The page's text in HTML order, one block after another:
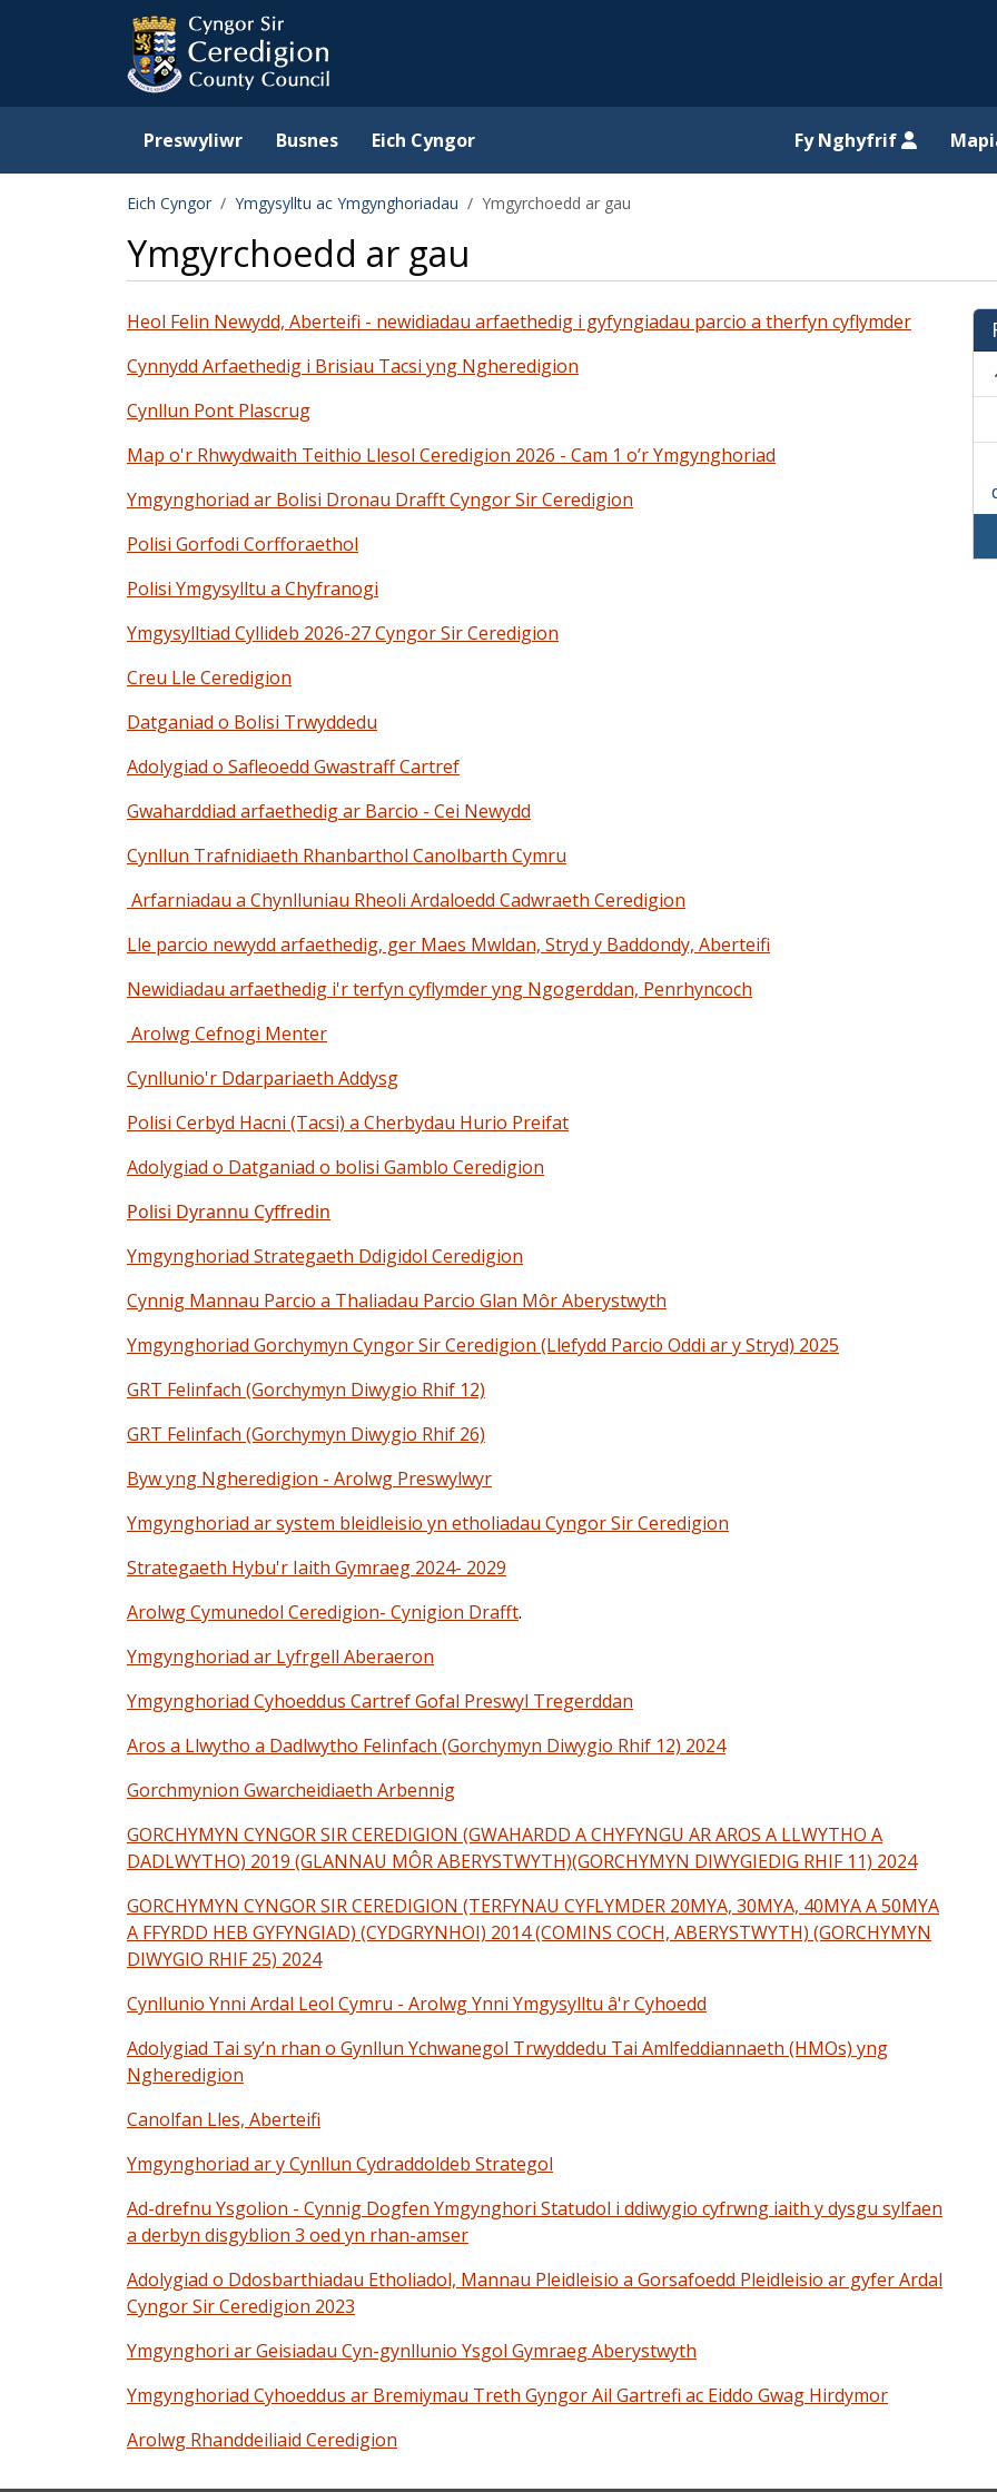
Skip to main content
Ceredigion County Council website
Preswyliwr Busnes Eich Cyngor Fy Nghyfrif
Eich Cyngor Ymgysylltu ac Ymgynghoriadau Ymgyrchoedd ar gau
Ymgyrchoedd ar gau
Heol Felin Newydd, Aberteifi - newidiadau arfaethedig i gyfyngiadau parcio a therfyn cyflymder
Cynnydd Arfaethedig i Brisiau Tacsi yng Ngheredigion
Cynllun Pont Plascrug
Map o'r Rhwydwaith Teithio Llesol Ceredigion 2026 - Cam 1 o’r Ymgynghoriad
Ymgynghoriad ar Bolisi Dronau Drafft Cyngor Sir Ceredigion
Polisi Gorfodi Corfforaethol
Polisi Ymgysylltu a Chyfranogi
Ymgysylltiad Cyllideb 2026-27 Cyngor Sir Ceredigion
Creu Lle Ceredigion
Datganiad o Bolisi Trwyddedu
Adolygiad o Safleoedd Gwastraff Cartref
Gwaharddiad arfaethedigar Barcio - Cei Newydd
Cynllun Trafnidiaeth Rhanbarthol Canolbarth Cymru
Arfarniadau a Chynlluniau Rheoli Ardaloedd Cadwraeth Ceredigion
Lle parcio newydd arfaethedig, ger Maes Mwldan, Stryd y Baddondy, Aberteifi
Newidiadau arfaethedig i'r terfyn cyflymder yng Ngogerddan, Penrhyncoch
Arolwg Cefnogi Menter
Cynllunio'r Ddarpariaeth Addysg
Polisi Cerbyd Hacni (Tacsi) a Cherbydau Hurio Preifat
Adolygiad o Datganiad o bolisi Gamblo Ceredigion
Polisi Dyrannu Cyffredin
Ymgynghoriad Strategaeth Ddigidol Ceredigion
Cynnig Mannau Parcio a Thaliadau Parcio Glan Môr Aberystwyth
Ymgynghoriad Gorchymyn Cyngor Sir Ceredigion (Llefydd Parcio Oddi ar y Stryd) 2025
GRT Felinfach (Gorchymyn Diwygio Rhif 12)
GRT Felinfach (Gorchymyn Diwygio Rhif 26)
Byw yng Ngheredigion - Arolwg Preswylwyr
Ymgynghoriad ar system bleidleisio yn etholiadau Cyngor Sir Ceredigion
Strategaeth Hybu'r Iaith Gymraeg 2024- 2029
Arolwg Cymunedol Ceredigion- Cynigion Drafft.
Ymgynghoriad ar Lyfrgell Aberaeron
Ymgynghoriad Cyhoeddus Cartref Gofal Preswyl Tregerddan
Aros a Llwytho a Dadlwytho Felinfach (Gorchymyn Diwygio Rhif 12) 2024
Gorchmynion Gwarcheidiaeth Arbennig
GORCHYMYN CYNGOR SIR CEREDIGION (GWAHARDD A CHYFYNGU AR AROS A LLWYTHO A
DADLWYTHO) 2019 (GLANNAU MÔR ABERYSTWYTH)(GORCHYMYN DIWYGIEDIG RHIF 11) 2024
GORCHYMYN CYNGOR SIR CEREDIGION (TERFYNAU CYFLYMDER 20MYA, 30MYA, 40MYA A 50MYA
A FFYRDD HEB GYFYNGIAD) (CYDGRYNHOI) 2014 (COMINS COCH, ABERYSTWYTH) (GORCHYMYN
DIWYGIO RHIF 25) 2024
Cynllunio Ynni Ardal Leol Cymru - Arolwg Ynni Ymgysylltu â'r Cyhoedd
Adolygiad Tai sy’n rhan o Gynllun Ychwanegol Trwyddedu Tai Amlfeddiannaeth (HMOs) yng
Ngheredigion
Canolfan Lles, Aberteifi
Ymgynghoriad ar y Cynllun Cydraddoldeb Strategol
Ad-drefnu Ysgolion - Cynnig Dogfen Ymgynghori Statudol i ddiwygio cyfrwng iaith y dysgu sylfaen
a derbyn disgyblion 3 oed yn rhan-amser
Adolygiad o Ddosbarthiadau Etholiadol, Mannau Pleidleisio a Gorsafoedd Pleidleisio ar gyfer Ardal
Cyngor Sir Ceredigion 2023
Ymgynghori ar Geisiadau Cyn-gynllunio Ysgol Gymraeg Aberystwyth
Ymgynghoriad Cyhoeddus ar Bremiymau Treth Gyngor Ail Gartrefi ac Eiddo Gwag Hirdymor
Arolwg Rhanddeiliaid Ceredigion